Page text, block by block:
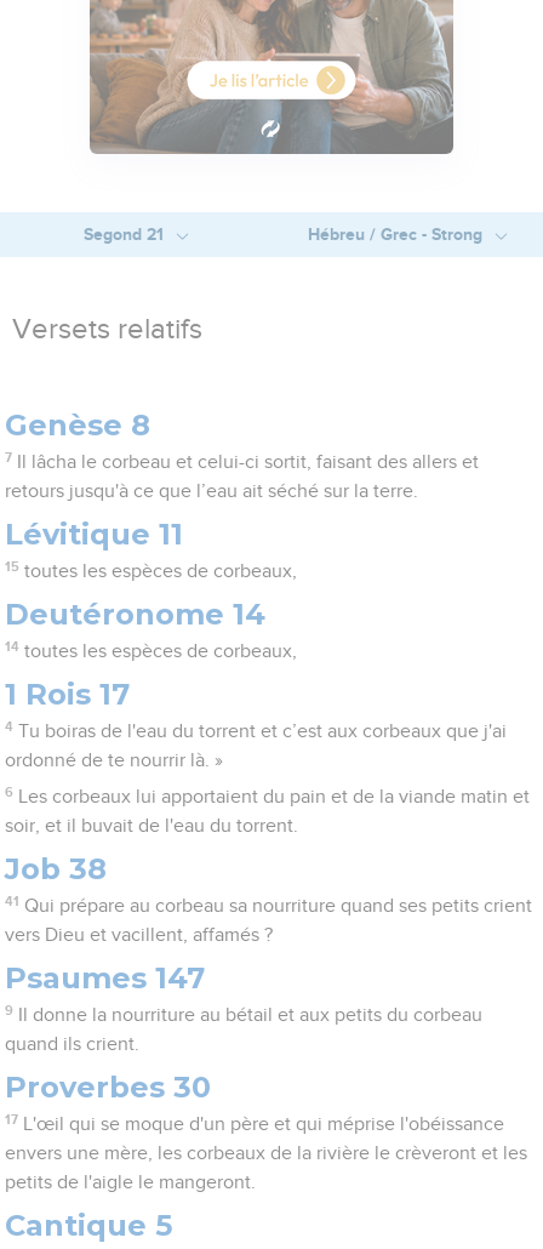
Segond 21 Hébreu / Grec - Strong
Versets relatifs
Genèse 8
7
Il lâcha le corbeau et celui-ci sortit, faisant des allers et
retours jusqu'à ce que l’eau ait séché sur la terre.
Lévitique 11
15 toutes les espèces de corbeaux,
Deutéronome 14
14 toutes les espèces de corbeaux,
1 Rois 17
4 Tu boiras de l'eau du torrent et c’est aux corbeaux que j'ai
ordonné de te nourrir là. »
6
Les corbeaux lui apportaient du pain et de la viande matin et
soir, et il buvait de l'eau du torrent.
Job 38
41 Qui prépare au corbeau sa nourriture quand ses petits crient
vers Dieu et vacillent, affamés ?
Psaumes 147
9
Il donne la nourriture au bétail et aux petits du corbeau
quand ils crient.
Proverbes 30
17
L'œil qui se moque d'un père et qui méprise l'obéissance
envers une mère, les corbeaux de la rivière le crèveront et les
petits de l'aigle le mangeront.
Cantique 5